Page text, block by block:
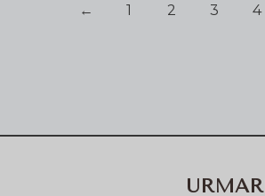
← 1 2 3 4